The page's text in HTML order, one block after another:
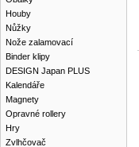
Houby
Nůžky
Nože zalamovací
Binder klipy
DESIGN Japan PLUS
Kalendáře
Magnety
Opravné rollery
Hry
Zvlhčovač